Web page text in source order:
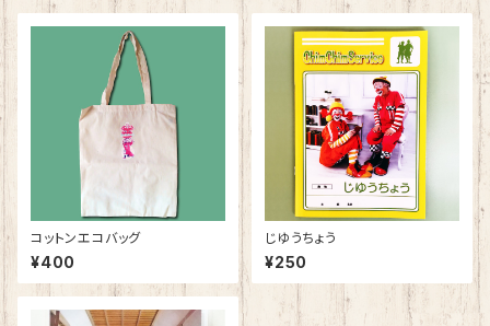
コットンエコバッグ
¥400
じゆうちょう
¥250